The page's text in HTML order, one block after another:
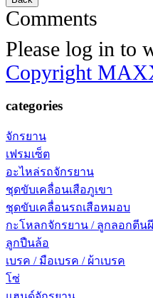
Comments
Please log in to
Copyright
categories
จักรยาน
เฟรมเซ็ต
อะไหล่รถจักรยาน
ชุดขับเคลื่อนเสือภูเขา
ชุดขับเคลื่อนรถเสือหมอบ
กะโหลกจักรยาน / ลูกลอกตีน
ลูกปืนล้อ
เบรค / มือเบรค / ผ้าเบรค
โซ่